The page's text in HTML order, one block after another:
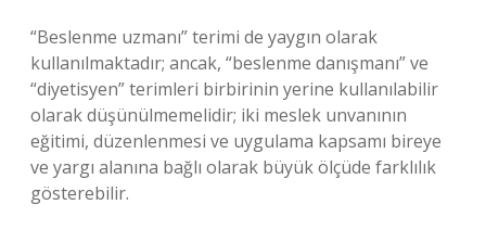
“Beslenme uzmanı” terimi de yaygın olarak
kullanılmaktadır; ancak, “beslenme danışmanı” ve
“diyetisyen” terimleri birbirinin yerine kullanılabilir
olarak düşünülmemelidir; iki meslek unvanının
eğitimi, düzenlenmesi ve uygulama kapsamı bireye
ve yargı alanına bağlı olarak büyük ölçüde farklılık
gösterebilir.